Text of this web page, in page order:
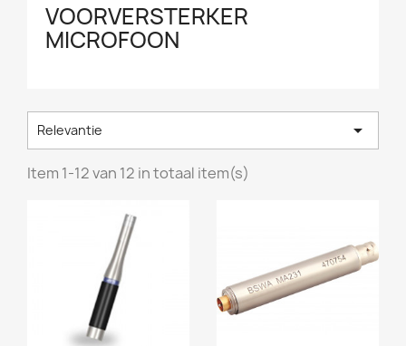
VOORVERSTERKER
MICROFOON
Relevantie 
Item 1-12 van 12 in totaal item(s)